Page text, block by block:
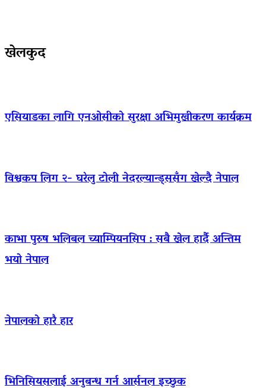
खेलकुद
एसियाडका लागि एनओसीको सुरक्षा अभिमुखीकरण कार्यक्रम
विश्वकप लिग २- घरेलु टोली नेदरल्यान्ड्ससँग खेल्दै नेपाल
काभा पुरुष भलिबल च्याम्पियनसिप : सबै खेल हार्दै अन्तिम
भयो नेपाल
नेपालको हारै हार
भिनिसियसलाई अनुबन्ध गर्न आर्सनल इच्छुक